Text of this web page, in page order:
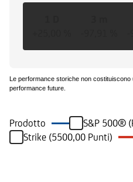
Le performance storiche non costituiscono
performance future.
Prodotto
S&P 500®
Strike (5500,00 Punti)